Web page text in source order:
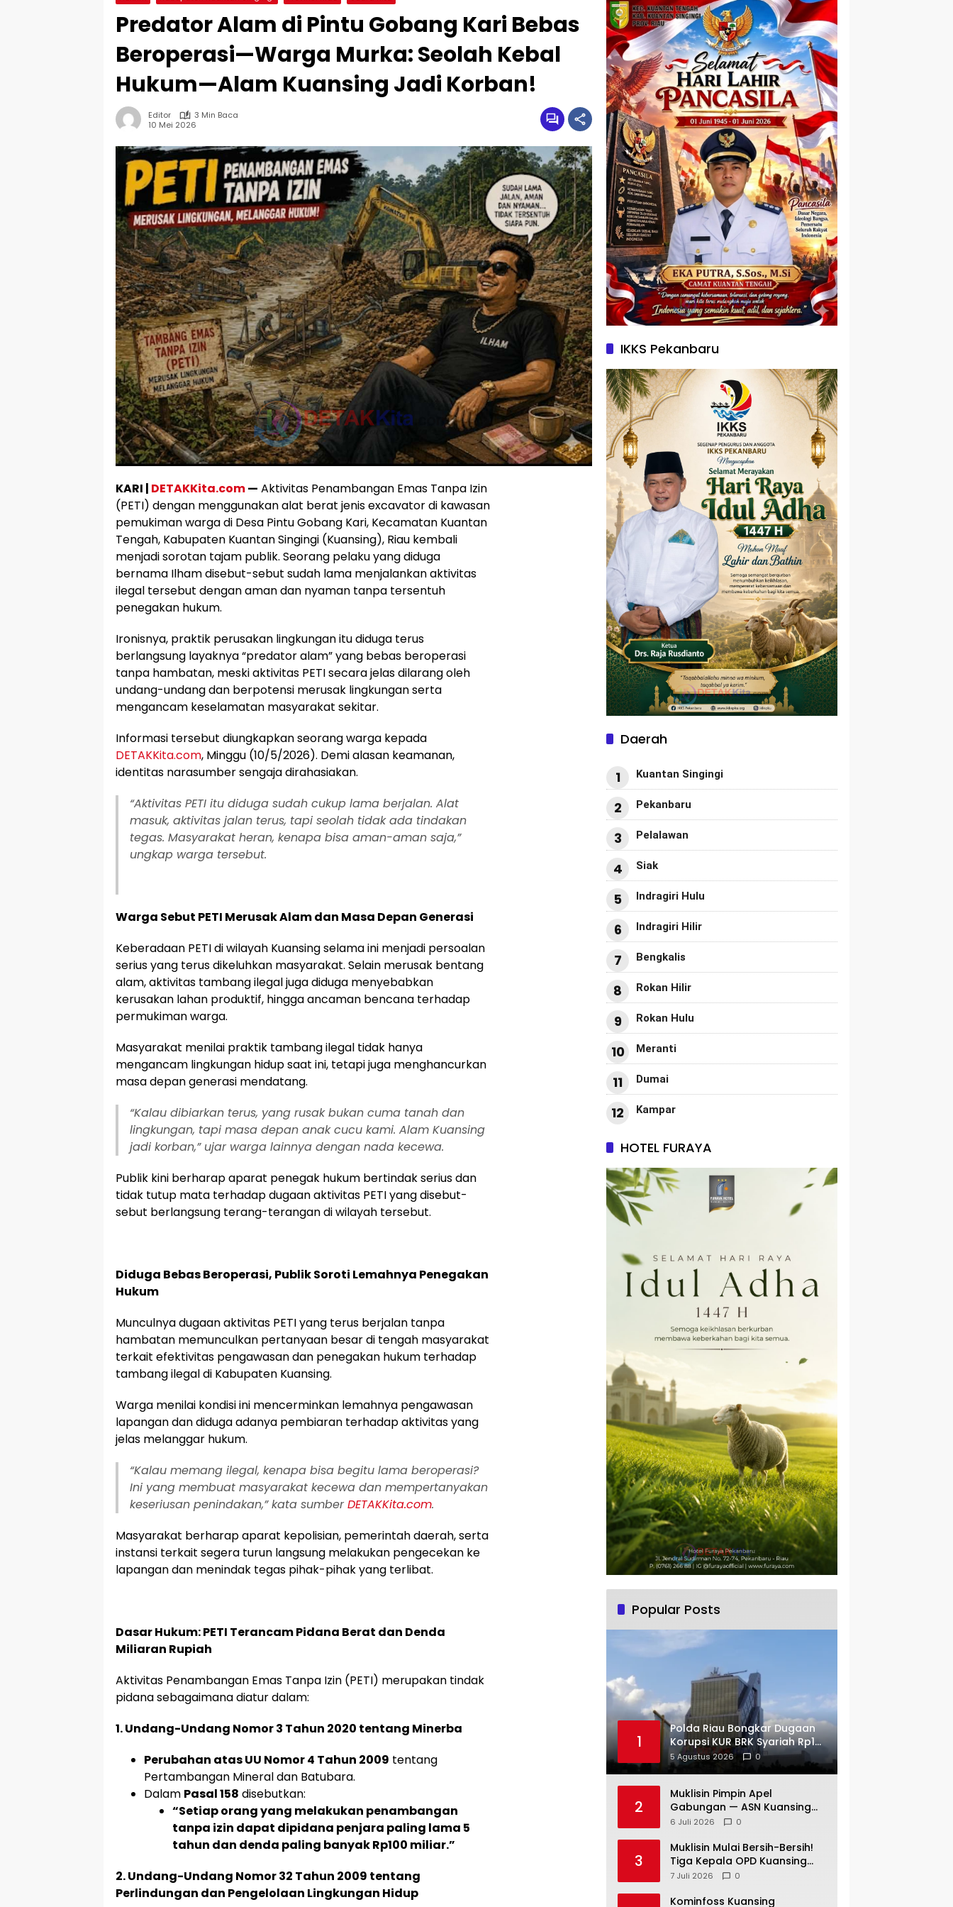
Predator Alam di Pintu Gobang Kari Bebas
Beroperasi—Warga Murka: Seolah Kebal
Hukum—Alam Kuansing Jadi Korban!
Editor
3 Min Baca
10 Mei 2026
KARI | DETAKKita.com— Aktivitas Penambangan Emas Tanpa Izin
(PETI) dengan menggunakan alat berat jenis excavator di kawasan
pemukiman warga di Desa Pintu Gobang Kari, Kecamatan Kuantan
Tengah, Kabupaten Kuantan Singingi (Kuansing), Riau kembali
menjadi sorotan tajam publik. Seorang pelaku yang diduga
bernama Ilham disebut-sebut sudah lama menjalankan aktivitas
ilegal tersebut dengan aman dan nyaman tanpa tersentuh
penegakan hukum.
Ironisnya, praktik perusakan lingkungan itu diduga terus
berlangsung layaknya “predator alam” yang bebas beroperasi
tanpa hambatan, meski aktivitas PETI secara jelas dilarang oleh
undang-undang dan berpotensi merusak lingkungan serta
mengancam keselamatan masyarakat sekitar.
Informasi tersebut diungkapkan seorang warga kepada
DETAKKita.com, Minggu (10/5/2026). Demi alasan keamanan,
identitas narasumber sengaja dirahasiakan.
“Aktivitas PETI itu diduga sudah cukup lama berjalan. Alat
masuk, aktivitas jalan terus, tapi seolah tidak ada tindakan
tegas. Masyarakat heran, kenapa bisa aman-aman saja,”
ungkap warga tersebut.
Warga Sebut PETI Merusak Alam dan Masa Depan Generasi
Keberadaan PETI di wilayah Kuansing selama ini menjadi persoalan
serius yang terus dikeluhkan masyarakat. Selain merusak bentang
alam, aktivitas tambang ilegal juga diduga menyebabkan
kerusakan lahan produktif, hingga ancaman bencana terhadap
permukiman warga.
Masyarakat menilai praktik tambang ilegal tidak hanya
mengancam lingkungan hidup saat ini, tetapi juga menghancurkan
masa depan generasi mendatang.
“Kalau dibiarkan terus, yang rusak bukan cuma tanah dan
lingkungan, tapi masa depan anak cucu kami. Alam Kuansing
jadi korban,” ujar warga lainnya dengan nada kecewa.
Publik kini berharap aparat penegak hukum bertindak serius dan
tidak tutup mata terhadap dugaan aktivitas PETI yang disebut-
sebut berlangsung terang-terangan di wilayah tersebut.
Diduga Bebas Beroperasi, Publik Soroti Lemahnya Penegakan
Hukum
Munculnya dugaan aktivitas PETI yang terus berjalan tanpa
hambatan memunculkan pertanyaan besar di tengah masyarakat
terkait efektivitas pengawasan dan penegakan hukum terhadap
tambang ilegal di Kabupaten Kuansing.
Warga menilai kondisi ini mencerminkan lemahnya pengawasan
lapangan dan diduga adanya pembiaran terhadap aktivitas yang
jelas melanggar hukum.
“Kalau memang ilegal, kenapa bisa begitu lama beroperasi?
Ini yang membuat masyarakat kecewa dan mempertanyakan
keseriusan penindakan,” kata sumberDETAKKita.com.
Masyarakat berharap aparat kepolisian, pemerintah daerah, serta
instansi terkait segera turun langsung melakukan pengecekan ke
lapangan dan menindak tegas pihak-pihak yang terlibat.
Dasar Hukum: PETI Terancam Pidana Berat dan Denda
Miliaran Rupiah
Aktivitas Penambangan Emas Tanpa Izin (PETI) merupakan tindak
pidana sebagaimana diatur dalam:
1. Undang-Undang Nomor 3 Tahun 2020 tentang Minerba
Perubahan atas UU Nomor 4 Tahun 2009 tentang
Pertambangan Mineral dan Batubara.
Dalam Pasal 158 disebutkan:
“Setiap orang yang melakukan penambangan
tanpa izin dapat dipidana penjara paling lama 5
tahun dan denda paling banyak Rp100 miliar.”
2. Undang-Undang Nomor 32 Tahun 2009 tentang
Perlindungan dan Pengelolaan Lingkungan Hidup
IKKS Pekanbaru
Daerah
1 Kuantan Singingi
2 Pekanbaru
3 Pelalawan
4 Siak
5 Indragiri Hulu
6 Indragiri Hilir
7 Bengkalis
8 Rokan Hilir
9 Rokan Hulu
10 Meranti
11 Dumai
12 Kampar
HOTEL FURAYA
Popular Posts
1
Polda Riau Bongkar Dugaan
Korupsi KUR BRK Syariah Rp18
Miliar Lebih — Dua Tersangka
Resmi Dijerat
5 Agustus 2026 0
2
Muklisin Pimpin Apel
Gabungan — ASN Kuansing
Diingatkan: Stop Spekulasi —
6 Juli 2026 0
3
Muklisin Mulai Bersih-Bersih!
Tiga Kepala OPD Kuansing
Diganti di Awal
7 Juli 2026 0
Kominfoss Kuansing